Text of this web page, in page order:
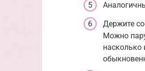
Держите
Можно
насколько